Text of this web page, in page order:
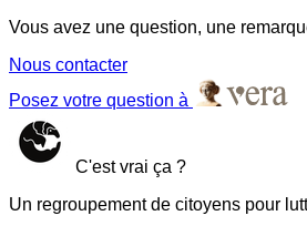
Vous avez une question, une
Nous contacter
Posez votre question à
C'est vrai ça ?
Un regroupement de citoyens pour